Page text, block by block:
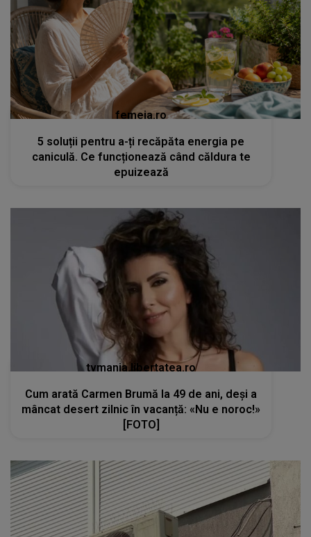
femeia.ro
5 soluții pentru a-ți recăpăta energia pe
caniculă. Ce funcționează când căldura te
epuizează
tvmania.libertatea.ro
Cum arată Carmen Brumă la 49 de ani, deși a
mâncat desert zilnic în vacanță: «Nu e noroc!»
[FOTO]